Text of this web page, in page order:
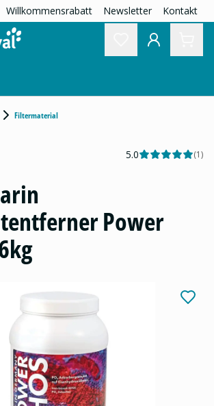
Willkommensrabatt Newsletter Kontakt
Filtermaterial
5.0 (1)
Power